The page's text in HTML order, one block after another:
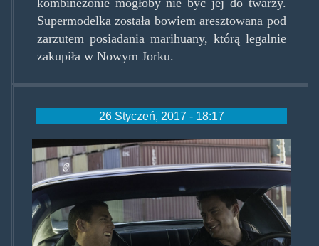
Supermodelka została bowiem aresztowana pod
zarzutem posiadania marihuany, którą legalnie
zakupiła w Nowym Jorku.
26 Styczeń, 2017 - 18:17
koscian22260117.jpg